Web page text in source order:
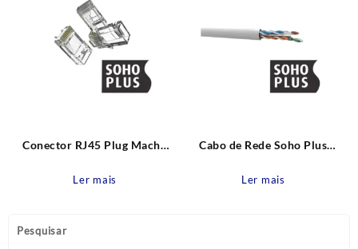
Pesquisar
Conector RJ45 Plug Macho
CAT.6 Furukawa
Ler mais
Cabo de Rede Soho Plus
CMX Branco Furukawa
Ler mais